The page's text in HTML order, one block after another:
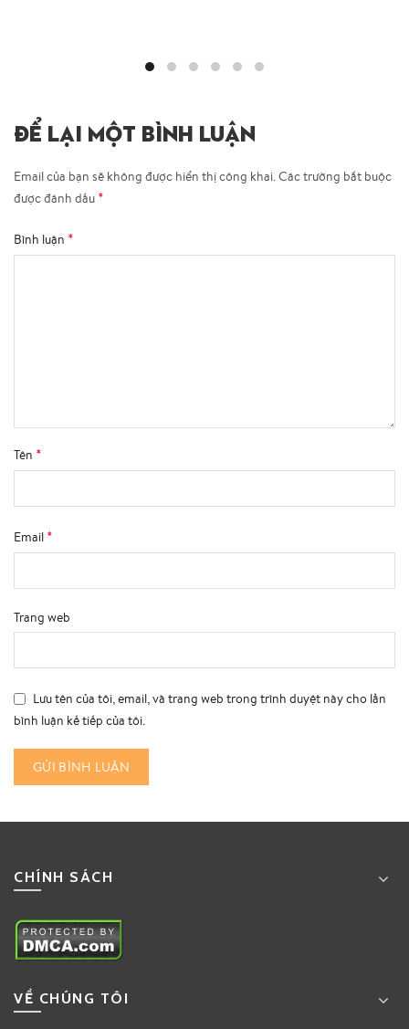
ĐỂ LẠI MỘT BÌNH LUẬN
Email của bạn sẽ không được hiển thị công khai.Các trường bắt buộc
được đánh dấu *
Bình luận *
Tên *
Email *
Trang web
Lưu tên của tôi, email, và trang web trong trình duyệt này cho lần
bình luận kế tiếp của tôi.
CHÍNH SÁCH
VỀ CHÚNG TÔI